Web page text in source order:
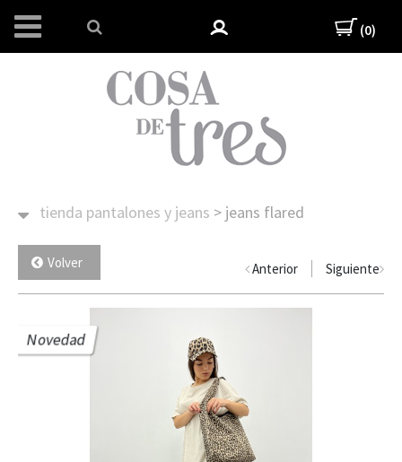
(0)
tienda pantalones y jeans > jeans flared
Volver Anterior Siguiente
Novedad